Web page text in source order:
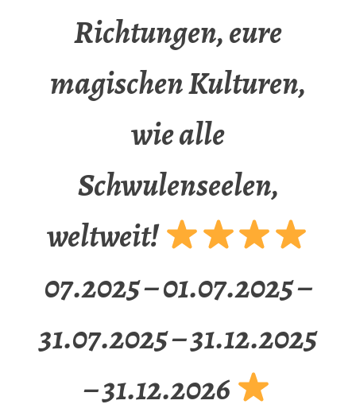
Richtungen, eure
magischen Kulturen,
wie alle
Schwulenseelen,
weltweit!
07.2025 – 01.07.2025 –
31.07.2025 – 31.12.2025
– 31.12.2026